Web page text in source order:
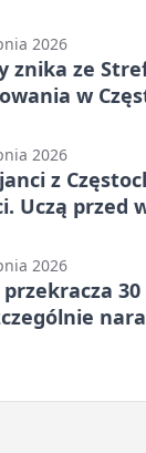
2026
znika ze
w
2026
z
Uczą przed
2026
przekracza